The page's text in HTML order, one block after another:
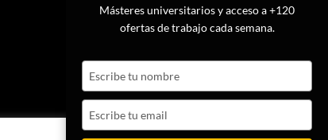
Másteres universitarios y acceso a +120
ofertas de trabajo cada semana.
name